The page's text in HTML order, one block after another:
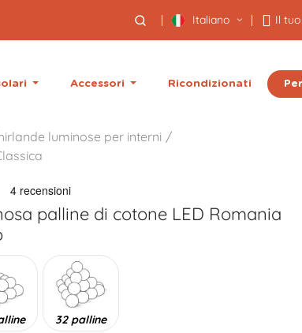
Italiano Il
Accessori Ricondizionati
luminose per interni
palline di cotone LED Romania
32 palline